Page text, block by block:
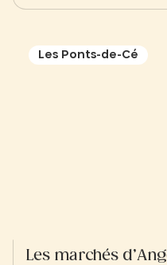
Ponts-de-Cé
Les Ponts-de-Cé
Les marchés